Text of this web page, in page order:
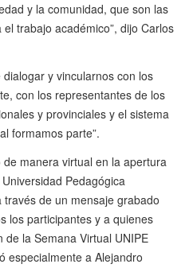
y la comunidad, que son las
trabajo académico”, dijo Carlos
y vincularnos con los
con los representantes de los
y provinciales y el sistema
formamos parte”.
manera virtual en la apertura
Pedagógica
de un mensaje grabado
los participantes y a quienes
la Semana Virtual UNIPE
especialmente a Alejandro